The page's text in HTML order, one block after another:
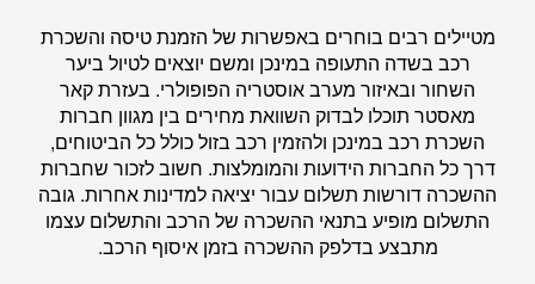
מטיילים רבים בוחרים באפשרות של הזמנת טיסה והשכרת
רכב בשדה התעופה במינכן ומשם יוצאים לטיול ביער
השחור ובאיזור מערב אוסטריה הפופולרי. בעזרתקאר
מאסטר תוכלו לבדוק השוואת מחירים בין מגוון חברות
השכרת רכב במינכן ולהזמין רכב בזול כולל כל הביטוחים,
דרך כל החברות הידועות והמומלצות. חשוב לזכור שחברות
ההשכרה דורשות תשלום עבור יציאה למדינות אחרות. גובה
התשלום מופיע בתנאי ההשכרה של הרכב והתשלום עצמו
מתבצע בדלפק ההשכרה בזמן איסוף הרכב.